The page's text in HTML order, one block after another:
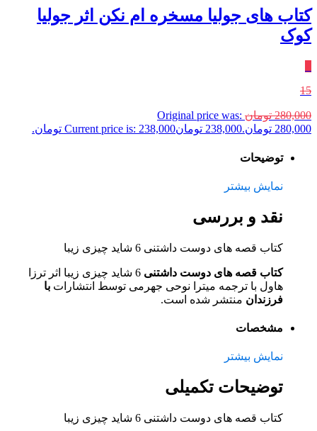
کتاب های جولیا مسخره ام نکن اثر جولیا
کوک
15
280,000 تومان Original price was:
280,000 تومان.
238,000 تومانCurrent price is: 238,000 تومان.
توضیحات
نمایش بیشتر
نقد و بررسی
کتاب قصه های دوست داشتنی 6 شاید چیزی زیبا
کتاب قصه های دوست داشتنی
6 شاید چیزی زیبا اثر ترزا
هاول با ترجمه میترا نوحی جهرمی توسط انتشارات با
فرزندان منتشر شده است.
مشخصات
نمایش بیشتر
توضیحات تکمیلی
کتاب قصه های دوست داشتنی 6 شاید چیزی زیبا